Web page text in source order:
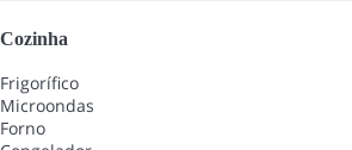
Cozinha
Frigorífico
Microondas
Forno